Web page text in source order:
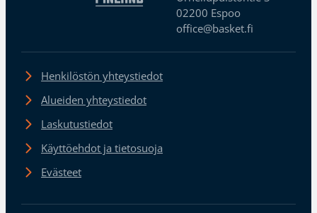
02200 Espoo
office@basket.fi
Henkilöstön yhteystiedot
Alueiden yhteystiedot
Laskutustiedot
Käyttöehdot ja tietosuoja
Evästeet